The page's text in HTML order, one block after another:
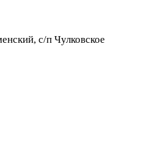
с/п Чулковское